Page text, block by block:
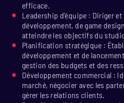
efficace.
Leadership d'équipe : Diriger
développement, de game
atteindre les objectifs du
Planification stratégique :
développement et de
gestion des budgets et des
Développement commercial :
marché, négocier avec les
gérer les relations clients.